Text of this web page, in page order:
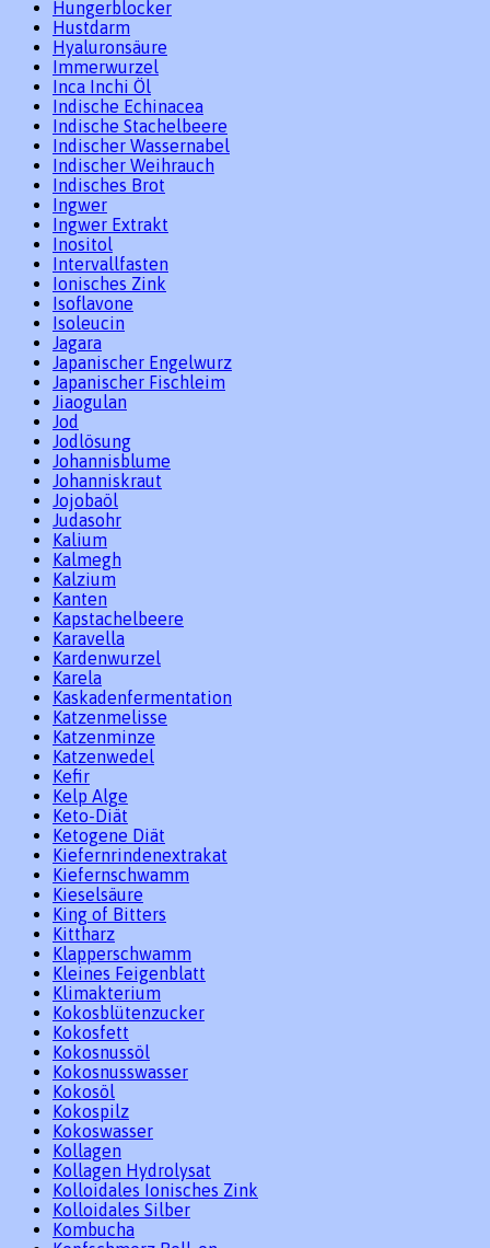
Hungerblocker
Hustdarm
Hyaluronsäure
Immerwurzel
Inca Inchi Öl
Indische Echinacea
Indische Stachelbeere
Indischer Wassernabel
Indischer Weihrauch
Indisches Brot
Ingwer
Ingwer Extrakt
Inositol
Intervallfasten
Ionisches Zink
Isoflavone
Isoleucin
Jagara
Japanischer Engelwurz
Japanischer Fischleim
Jiaogulan
Jod
Jodlösung
Johannisblume
Johanniskraut
Jojobaöl
Judasohr
Kalium
Kalmegh
Kalzium
Kanten
Kapstachelbeere
Karavella
Kardenwurzel
Karela
Kaskadenfermentation
Katzenmelisse
Katzenminze
Katzenwedel
Kefir
Kelp Alge
Keto-Diät
Ketogene Diät
Kiefernrindenextrakat
Kiefernschwamm
Kieselsäure
King of Bitters
Kittharz
Klapperschwamm
Kleines Feigenblatt
Klimakterium
Kokosblütenzucker
Kokosfett
Kokosnussöl
Kokosnusswasser
Kokosöl
Kokospilz
Kokoswasser
Kollagen
Kollagen Hydrolysat
Kolloidales Ionisches Zink
Kolloidales Silber
Kombucha